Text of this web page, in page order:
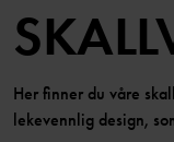
Her finner du våre
lekevennlig design,